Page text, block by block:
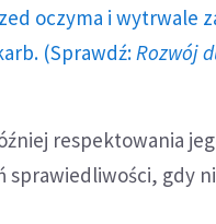
oczyma i wytrwale
(Sprawdź: Rozwój
respektowania
sprawiedliwości, gdy